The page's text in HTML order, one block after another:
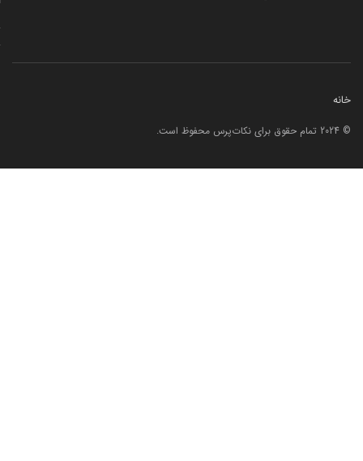
خانه
© 2024 تمام حقوق برای نکات‌پرس محفوظ است.